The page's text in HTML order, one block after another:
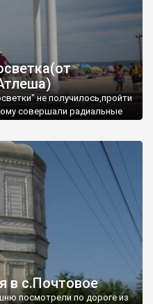
не получилось,пройти
совершали радиальные
в с.Почтовое
посмотрели по дороге из